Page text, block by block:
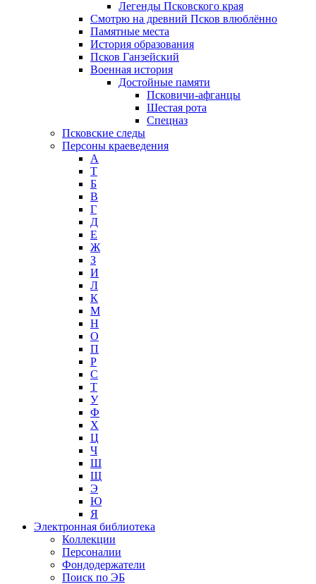
Легенды Псковского края
Смотрю на древний Псков влюблённо
Памятные места
История образования
Псков Ганзейский
Военная история
Достойные памяти
Псковичи-афганцы
Шестая рота
Спецназ
Псковские следы
Персоны краеведения
А
T
Б
В
Г
Д
Е
Ж
З
И
Л
К
М
Н
О
П
Р
С
Т
У
Ф
Х
Ц
Ч
Ш
Щ
Э
Ю
Я
Электронная библиотека
Коллекции
Персоналии
Фондодержатели
Поиск по ЭБ